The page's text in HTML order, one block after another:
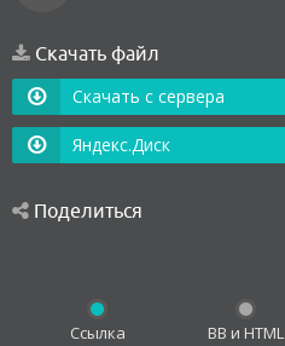
Скачать файл
Скачать с сервера
Яндекс.Диск
Поделиться
Ссылка BB и HTML